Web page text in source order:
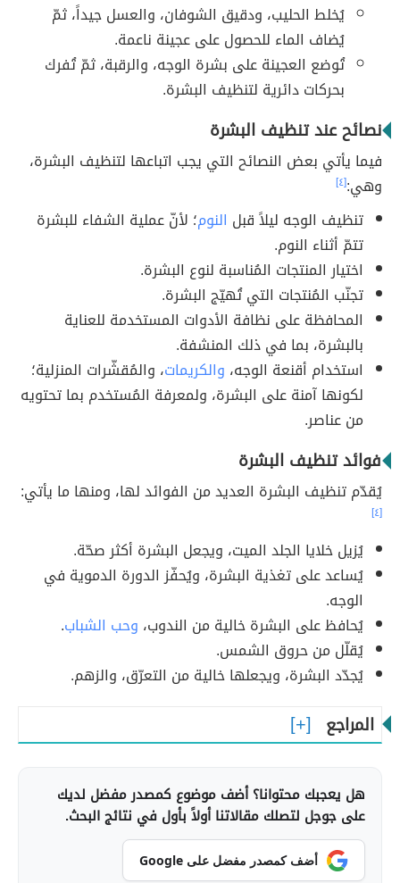
يُخلط الحليب، ودقيق الشوفان، والعسل جيداً، ثمّ
يُضاف الماء للحصول على عجينة ناعمة.
تُوضع العجينة على بشرة الوجه، والرقبة، ثمّ تُفرك
بحركات دائرية لتنظيف البشرة.
نصائح عند تنظيف البشرة
فيما يأتي بعض النصائح التي يجب اتباعها لتنظيف البشرة،
وهي:[٤]
تنظيف الوجه ليلاً قبل النوم؛ لأنّ عملية الشفاء للبشرة
تتمّ أثناء النوم.
اختيار المنتجات المُناسبة لنوع البشرة.
تجنّب المُنتجات التي تُهيّج البشرة.
المحافظة على نظافة الأدوات المستخدمة للعناية
بالبشرة، بما في ذلك المنشفة.
استخدام أقنعة الوجه، والكريمات، والمُقشّرات المنزلية؛
لكونها آمنة على البشرة، ولمعرفة المُستخدم بما تحتويه
من عناصر.
فوائد تنظيف البشرة
يُقدّم تنظيف البشرة العديد من الفوائد لها، ومنها ما يأتي:
[٤]
يُزيل خلايا الجلد الميت، ويجعل البشرة أكثر صحّة.
يُساعد على تغذية البشرة، ويُحفّز الدورة الدموية في
الوجه.
يُحافظ على البشرة خالية من الندوب، وحب الشباب.
يُقلّل من حروق الشمس.
يُجدّد البشرة، ويجعلها خالية من التعرّق، والزهم.
المراجع
هل يعجبك محتوانا؟ أضف موضوع كمصدر مفضل لديك
على جوجل لتصلك مقالاتنا أولاً بأول في نتائج البحث.
أضف كمصدر مفضل على Google